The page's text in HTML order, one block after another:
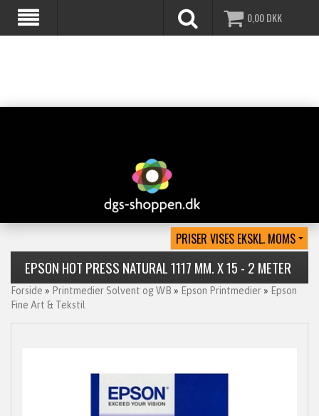
0,00DKK
EPSON HOT PRESS NATURAL 1117 MM. X 15 - 2 METER
Forside » Printmedier Solvent og WB » Epson Printmedier » Epson
Fine Art & Tekstil